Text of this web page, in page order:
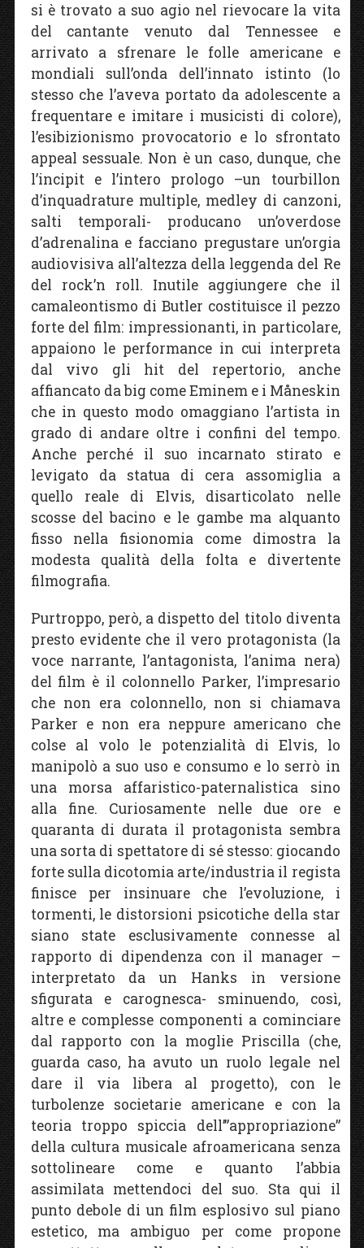
si è trovato a suo agio nel rievocare la vita
del cantante venuto dal Tennessee e
arrivato a sfrenare le folle americane e
mondiali sull’onda dell’innato istinto (lo
stesso che l’aveva portato da adolescente a
frequentare e imitare i musicisti di colore),
l’esibizionismo provocatorio e lo sfrontato
appeal sessuale. Non è un caso, dunque, che
l’incipit e l’intero prologo –un tourbillon
d’inquadrature multiple, medley di canzoni,
salti temporali- producano un’overdose
d’adrenalina e facciano pregustare un’orgia
audiovisiva all’altezza della leggenda del Re
del rock’n roll. Inutile aggiungere che il
camaleontismo di Butler costituisce il pezzo
forte del film: impressionanti, in particolare,
appaiono le performance in cui interpreta
dal vivo gli hit del repertorio, anche
affiancato da big come Eminem e i Måneskin
che in questo modo omaggiano l’artista in
grado di andare oltre i confini del tempo.
Anche perché il suo incarnato stirato e
levigato da statua di cera assomiglia a
quello reale di Elvis, disarticolato nelle
scosse del bacino e le gambe ma alquanto
fisso nella fisionomia come dimostra la
modesta qualità della folta e divertente
filmografia.
Purtroppo, però, a dispetto del titolo diventa
presto evidente che il vero protagonista (la
voce narrante, l’antagonista, l’anima nera)
del film è il colonnello Parker, l’impresario
che non era colonnello, non si chiamava
Parker e non era neppure americano che
colse al volo le potenzialità di Elvis, lo
manipolò a suo uso e consumo e lo serrò in
una morsa affaristico-paternalistica sino
alla fine. Curiosamente nelle due ore e
quaranta di durata il protagonista sembra
una sorta di spettatore di sé stesso: giocando
forte sulla dicotomia arte/industria il regista
finisce per insinuare che l’evoluzione, i
tormenti, le distorsioni psicotiche della star
siano state esclusivamente connesse al
rapporto di dipendenza con il manager –
interpretato da un Hanks in versione
sfigurata e carognesca- sminuendo, così,
altre e complesse componenti a cominciare
dal rapporto con la moglie Priscilla (che,
guarda caso, ha avuto un ruolo legale nel
dare il via libera al progetto), con le
turbolenze societarie americane e con la
teoria troppo spiccia dell’”appropriazione”
della cultura musicale afroamericana senza
sottolineare come e quanto l’abbia
assimilata mettendoci del suo. Sta qui il
punto debole di un film esplosivo sul piano
estetico, ma ambiguo per come propone